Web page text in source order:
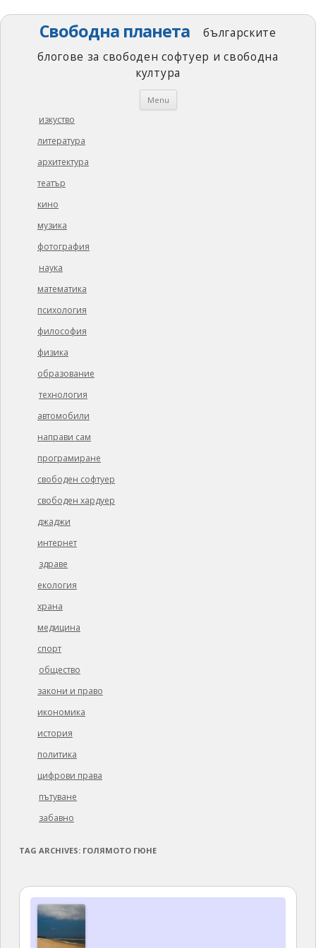
Свободна планета
българските
блогове за свободен софтуер и свободна
култура
Menu Skip
изкуство
литература
архитектура
театър
кино
музика
фотография
наука
математика
психология
философия
физика
образование
технология
автомобили
направи сам
програмиране
свободен софтуер
свободен хардуер
джаджи
интернет
здраве
екология
храна
медицина
спорт
общество
закони и право
икономика
история
политика
цифрови права
пътуване
забавно
TAG ARCHIVES: ГОЛЯМОТО ГЮНЕ